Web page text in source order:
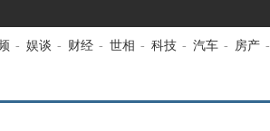
- 娱谈 - 财经 - 世相 - 科技 - 汽车 - 房产 -